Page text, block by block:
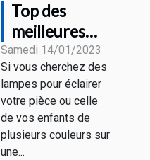
Top des
meilleures
collections de
CHAMBRE
AESTHETIC
LED du
moment
Samedi 14/01/2023
Si vous cherchez des
lampes pour éclairer
votre pièce ou celle
de vos enfants de
plusieurs couleurs sur
une...